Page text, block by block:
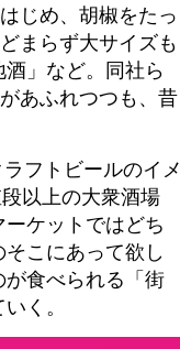
じめ、胡椒をたっ
まらず大サイズも
」など。同社ら
あふれつつも、昔
フトビールのイメ
以上の大衆酒場
ケットではどち
こにあって欲し
食べられる「街
く。